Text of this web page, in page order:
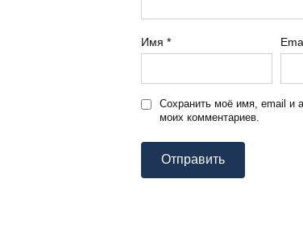
Имя *
Сохранить моё имя, email и
моих комментариев.